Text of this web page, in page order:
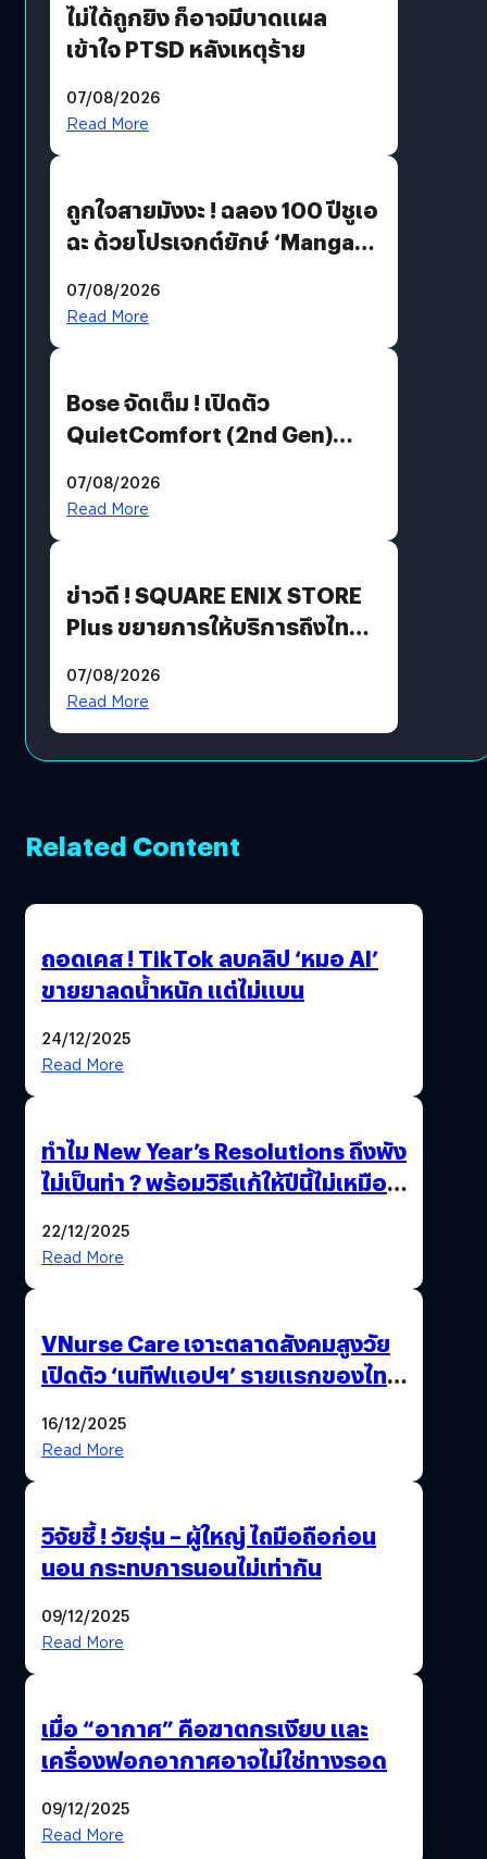
ไม่ได้ถูกยิง ก็อาจมีบาดแผล
เข้าใจ PTSD หลังเหตุร้าย
07/08/2026
Read More
ถูกใจสายมังงะ ! ฉลอง 100 ปีชูเอ
ฉะ ด้วยโปรเจกต์ยักษ์ ‘Manga
มีภาษาไทยด้วย
07/08/2026
Read More
Bose จัดเต็ม ! เปิดตัว
QuietComfort (2nd Gen)
07/08/2026
Read More
ข่าวดี ! SQUARE ENIX STORE
Plus ขยายการให้บริการถึงไทย
โดยตรง
07/08/2026
Read More
Related Content
ถอดเคส ! TikTok ลบคลิป ‘หมอ AI’
ขายยาลดน้ำหนัก แต่ไม่แบน
24/12/2025
Read More
ทำไม New Year’s Resolutions ถึงพัง
ไม่เป็นท่า ? พร้อมวิธีแก้ให้ปีนี้ไม่เหมือน
22/12/2025
Read More
VNurse Care เจาะตลาดสังคมสูงวัย
เปิดตัว ‘เนทีฟแอปฯ’ รายแรกของไทย
จบในที่เดียว
16/12/2025
Read More
วิจัยชี้ ! วัยรุ่น – ผู้ใหญ่ ไถมือถือก่อน
นอน กระทบการนอนไม่เท่ากัน
09/12/2025
Read More
เมื่อ “อากาศ” คือฆาตกรเงียบ และ
เครื่องฟอกอากาศอาจไม่ใช่ทางรอด
09/12/2025
Read More